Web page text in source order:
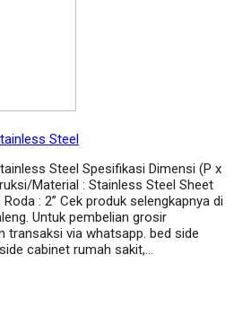
Steel
Steel Spesifikasi Dimensi (P x
Material : Stainless Steel Sheet
: 2” Cek produk selengkapnya di
Untuk pembelian grosir
transaksi via whatsapp. bed side
cabinet rumah sakit,…